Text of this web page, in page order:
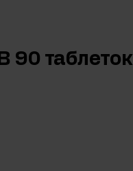
90 таблеток